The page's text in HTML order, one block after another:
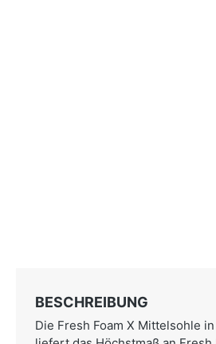
BESCHREIBUNG
Die Fresh Foam X Mittelsohle